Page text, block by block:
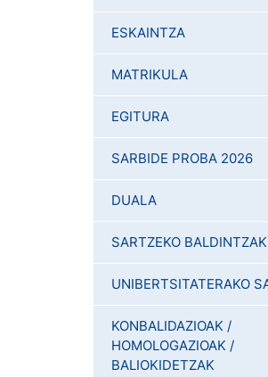
ESKAINTZA
MATRIKULA
EGITURA
SARBIDE PROBA 2026
DUALA
SARTZEKO
UNIBERTSITATERAKO
KONBALIDAZIOAK /
HOMOLOGAZIOAK /
BALIOKIDETZAK